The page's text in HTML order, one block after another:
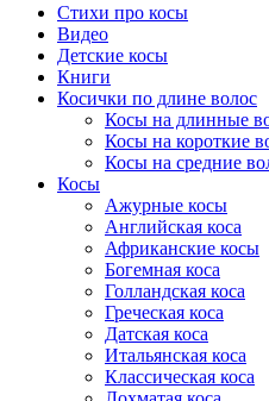
Cтихи про косы
Видео
Детские косы
Книги
Косички по длине волос
Косы на длинные
Косы на короткие
Косы на средние
Косы
Ажурные косы
Английская коса
Африканские косы
Богемная коса
Голландская коса
Греческая коса
Датская коса
Итальянская коса
Классическая коса